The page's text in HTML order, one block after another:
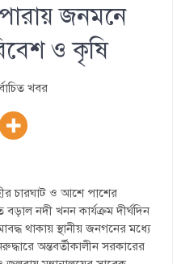
জনমনে
ও কৃষি
খবর
চারঘাট ও আশে পাশের
নদী খনন কার্যক্রম দীর্ঘদিন
থাকায় স্থানীয় জনগনের মধ্যে
অন্তবর্তীকালীন সরকারের